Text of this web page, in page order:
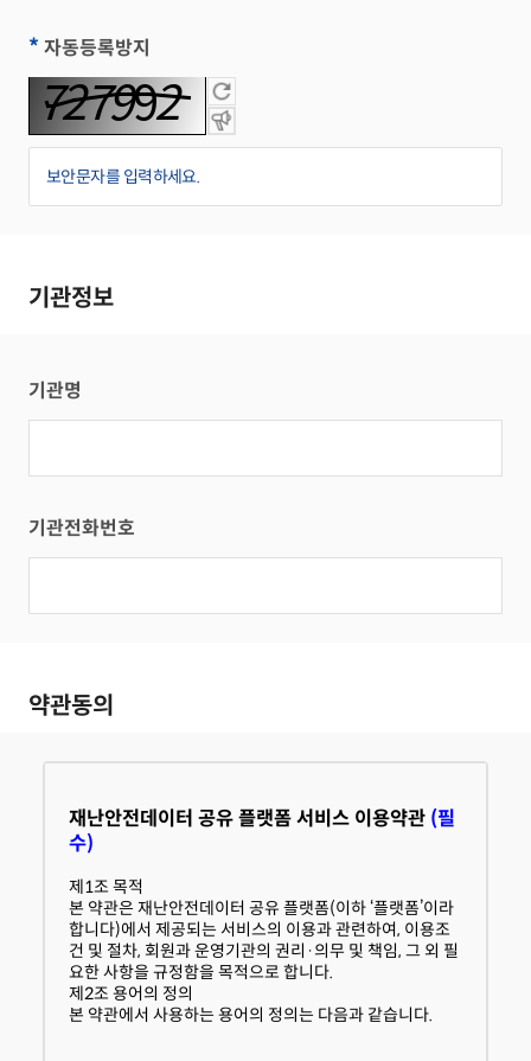
* 자동등록방지
기관정보
기관명
기관전화번호
약관동의
재난안전데이터 공유 플랫폼 서비스 이용약관 (필
수)
제1조 목적
본 약관은 재난안전데이터 공유 플랫폼(이하 ‘플랫폼’이라
합니다)에서 제공되는 서비스의 이용과 관련하여, 이용조
건 및 절차, 회원과 운영기관의 권리·의무 및 책임, 그 외 필
요한 사항을 규정함을 목적으로 합니다.
제2조 용어의 정의
본 약관에서 사용하는 용어의 정의는 다음과 같습니다.